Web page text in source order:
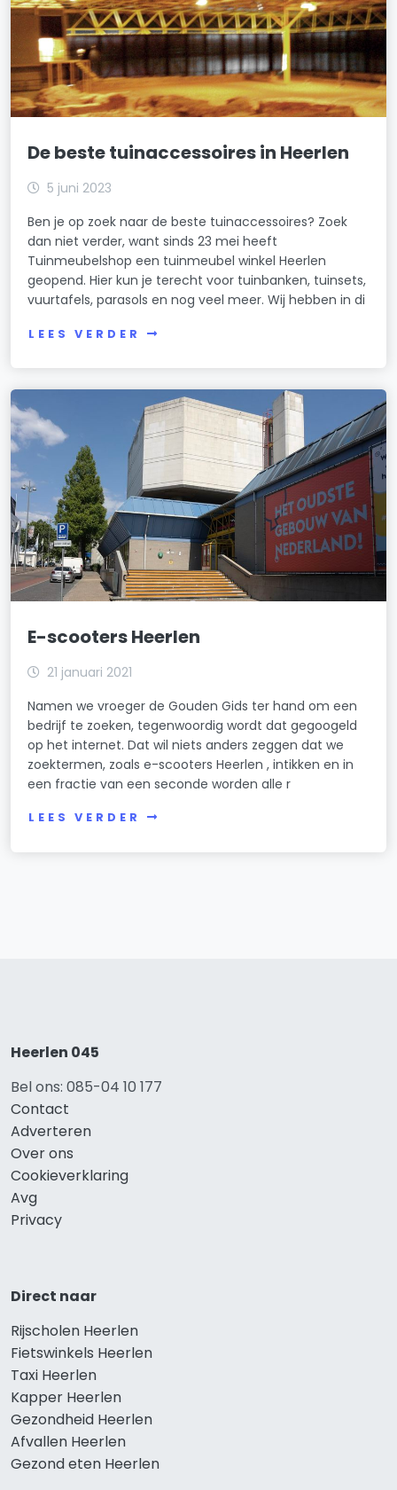
De beste tuinaccessoires in Heerlen
5 juni 2023
Ben je op zoek naar de beste tuinaccessoires? Zoek
dan niet verder, want sinds 23 mei heeft
Tuinmeubelshop een tuinmeubel winkel Heerlen
geopend. Hier kun je terecht voor tuinbanken, tuinsets,
vuurtafels, parasols en nog veel meer. Wij hebben in di
LEES VERDER
E-scooters Heerlen
21 januari 2021
Namen we vroeger de Gouden Gids ter hand om een
bedrijf te zoeken, tegenwoordig wordt dat gegoogeld
op het internet. Dat wil niets anders zeggen dat we
zoektermen, zoals e-scooters Heerlen , intikken en in
een fractie van een seconde worden alle r
LEES VERDER
Heerlen 045
Bel ons: 085-04 10 177
Contact
Adverteren
Over ons
Cookieverklaring
Avg
Privacy
Direct naar
Rijscholen Heerlen
Fietswinkels Heerlen
Taxi Heerlen
Kapper Heerlen
Gezondheid Heerlen
Afvallen Heerlen
Gezond eten Heerlen